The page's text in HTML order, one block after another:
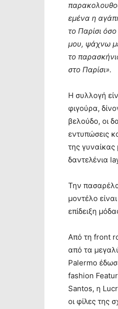
εμένα η
το Παρίσι
μου, ψάχνω
το
στο Παρίσι».
Η συλλογή
φιγούρα,
βελούδο, οι
εντυπώσεις
της
δαντελένια
Την
μοντέλο
επίδειξη
Από τη front
από τα
Palermo
fashion
Santos, η
οι φίλες της